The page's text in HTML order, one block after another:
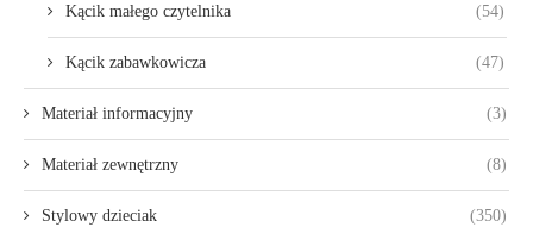
Kącik małego czytelnika (54)
Kącik zabawkowicza (47)
Materiał informacyjny (3)
Materiał zewnętrzny (8)
Stylowy dzieciak (350)